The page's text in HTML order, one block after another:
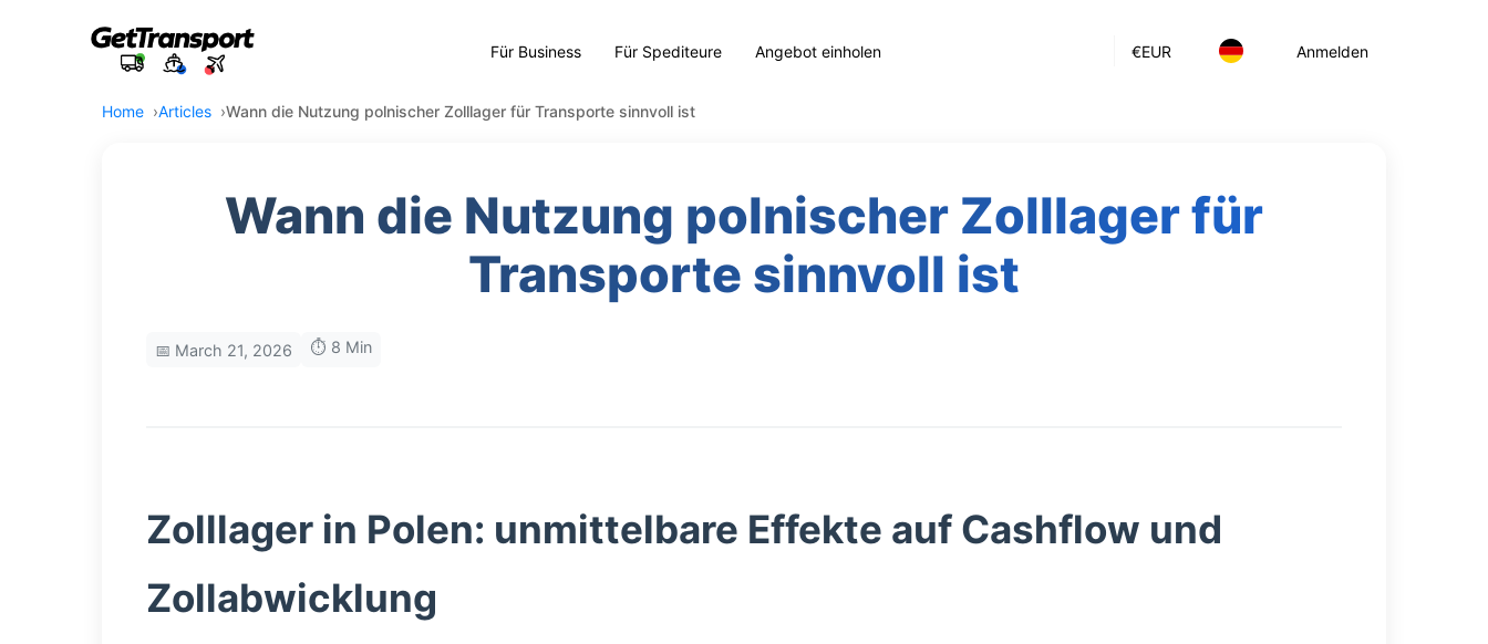
€EUR Anmelden
Für Business Für Spediteure Angebot einholen
Home Articles Wann die Nutzung polnischer Zolllager für Transporte sinnvoll ist
Wann die Nutzung polnischer Zolllager für
Transporte sinnvoll ist
📅 March 21, 2026 ⏱️ 8 Min
Zolllager in Polen: unmittelbare Effekte auf Cashflow und
Zollabwicklung